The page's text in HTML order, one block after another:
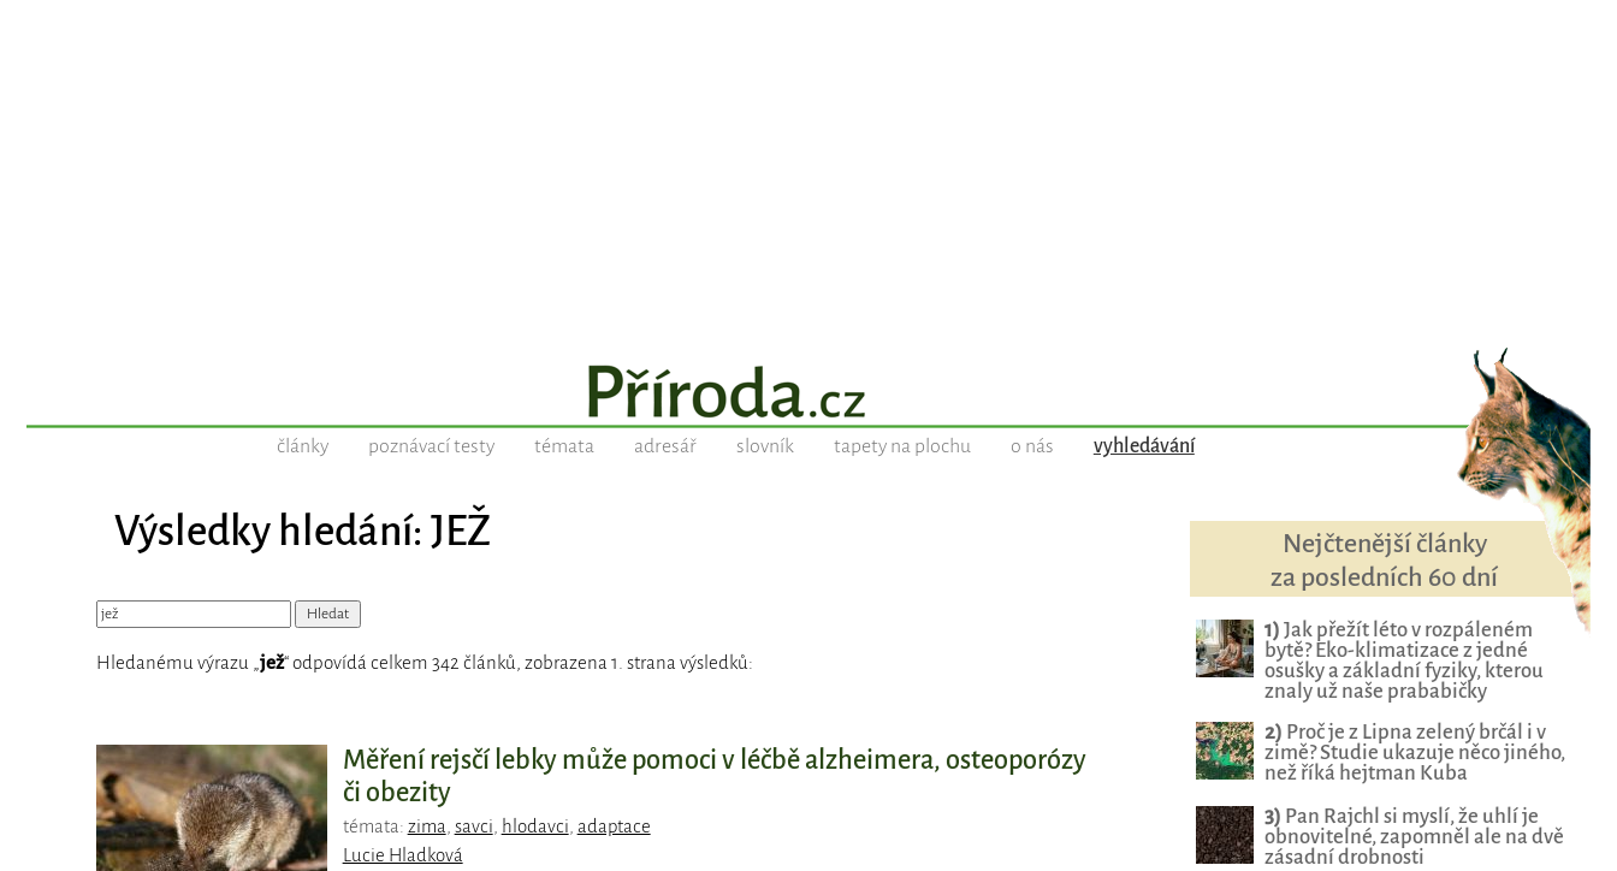
články poznávací testy témata adresář slovník tapety na plochu o nás vyhledávání
Výsledky hledání: JEŽ
Hledanému výrazu „ jež“ odpovídá celkem 342 článků, zobrazena 1. strana výsledků:
Měření rejsčí lebky může pomoci v léčbě alzheimera, osteoporózy
či obezity
témata: zima savci hlodavci adaptace
Lucie Hladková
Nejčtenější články
za posledních 60 dní
1) Jak přežít léto v rozpáleném
bytě? Eko-klimatizace z jedné
osušky a základní fyziky, kterou
znaly už naše prababičky
2) Proč je z Lipna zelený brčál i v
zimě? Studie ukazuje něco jiného,
než říká hejtman Kuba
3) Pan Rajchl si myslí, že uhlí je
obnovitelné, zapomněl ale na dvě
zásadní drobnosti